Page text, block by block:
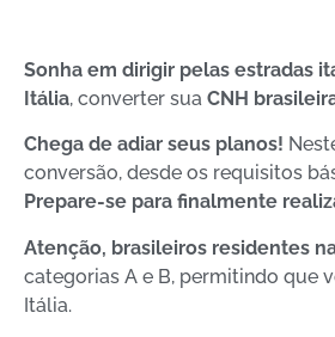
Sonha em dirigir pelas estradas
Itália, converter sua CNH
Chega de adiar seus planos!
conversão, desde os requisitos
Prepare-se para finalmente
Atenção, brasileiros residentes
categorias A e B, permitindo que
Itália.